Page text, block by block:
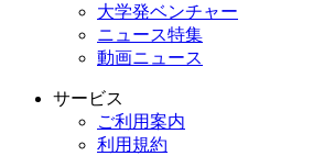
大学発ベンチャー
ニュース特集
動画ニュース
サービス
ご利用案内
利用規約